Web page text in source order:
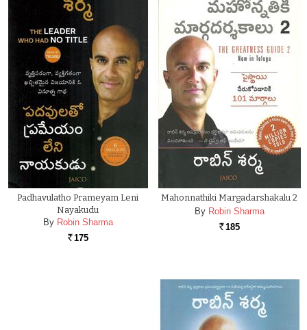
Padhavulatho Prameyam Leni
Nayakudu
By Robin Sharma
Rs. 175
Mahonnathiki Margadarshakalu 2
By Robin Sharma
Rs. 185